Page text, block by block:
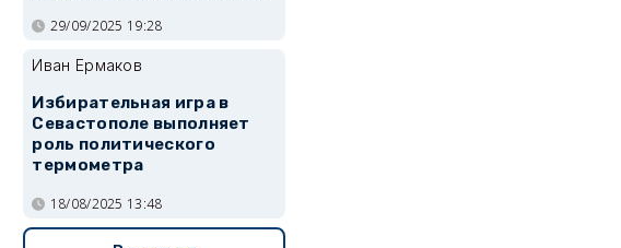
29/09/2025 19:28
Иван Ермаков
Избирательная игра в
Севастополе выполняет
роль политического
термометра
18/08/2025 13:48